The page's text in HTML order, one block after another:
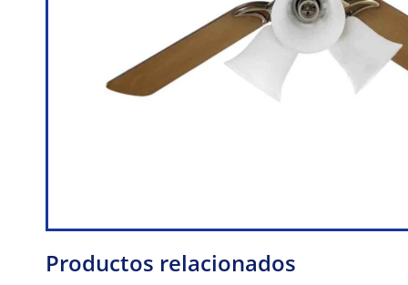
Productos relacionados